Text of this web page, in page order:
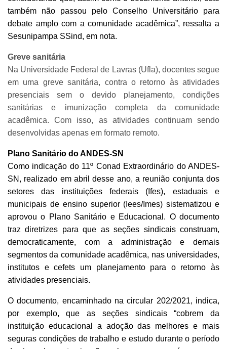
também não passou pelo Conselho Universitário para
debate amplo com a comunidade acadêmica”, ressalta a
Sesunipampa SSind, em nota.
Greve sanitária
Na Universidade Federal de Lavras (Ufla), docentes segue
em uma greve sanitária, contra o retorno às atividades
presenciais sem o devido planejamento, condições
sanitárias e imunização completa da comunidade
acadêmica. Com isso, as atividades continuam sendo
desenvolvidas apenas em formato remoto.
Plano Sanitário do ANDES-SN
Como indicação do 11º Conad Extraordinário do ANDES-
SN, realizado em abril desse ano, a reunião conjunta dos
setores das instituições federais (Ifes), estaduais e
municipais de ensino superior (Iees/Imes) sistematizou e
aprovou o Plano Sanitário e Educacional. O documento
traz diretrizes para que as seções sindicais construam,
democraticamente, com a administração e demais
segmentos da comunidade acadêmica, nas universidades,
institutos e cefets um planejamento para o retorno às
atividades presenciais.
O documento, encaminhado na circular 202/2021, indica,
por exemplo, que as seções sindicais “cobrem da
instituição educacional a adoção das melhores e mais
seguras condições de trabalho e estudo durante o período